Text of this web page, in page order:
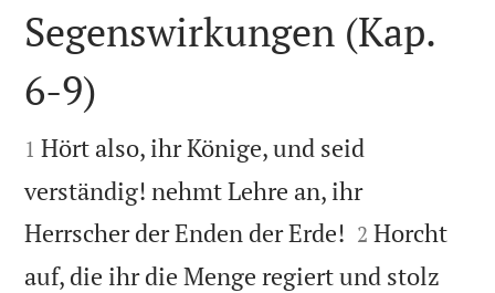

Segenswirkungen (Kap.
6-9)

1 Hört also, ihr Könige, und seid
verständig! nehmt Lehre an, ihr
Herrscher der Enden der Erde! 

2 Horcht
auf, die ihr die Menge regiert und stolz